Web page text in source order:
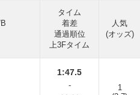
タイム
着差
通過順位
上3Fタイム
人気
(オッズ)
1:47.5
-
1